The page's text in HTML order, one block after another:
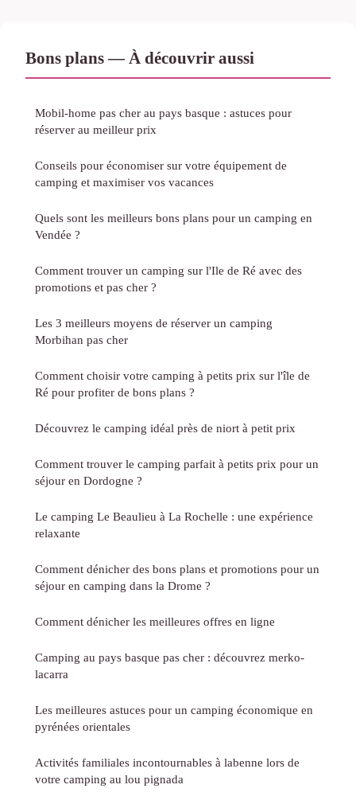
Bons plans — À découvrir aussi
Mobil-home pas cher au pays basque : astuces pour
réserver au meilleur prix
Conseils pour économiser sur votre équipement de
camping et maximiser vos vacances
Quels sont les meilleurs bons plans pour un camping en
Vendée ?
Comment trouver un camping sur l'Ile de Ré avec des
promotions et pas cher ?
Les 3 meilleurs moyens de réserver un camping
Morbihan pas cher
Comment choisir votre camping à petits prix sur l'île de
Ré pour profiter de bons plans ?
Découvrez le camping idéal près de niort à petit prix
Comment trouver le camping parfait à petits prix pour un
séjour en Dordogne ?
Le camping Le Beaulieu à La Rochelle : une expérience
relaxante
Comment dénicher des bons plans et promotions pour un
séjour en camping dans la Drome ?
Comment dénicher les meilleures offres en ligne
Camping au pays basque pas cher : découvrez merko-
lacarra
Les meilleures astuces pour un camping économique en
pyrénées orientales
Activités familiales incontournables à labenne lors de
votre camping au lou pignada